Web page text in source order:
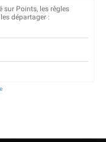
sur Points, les règles
départager :